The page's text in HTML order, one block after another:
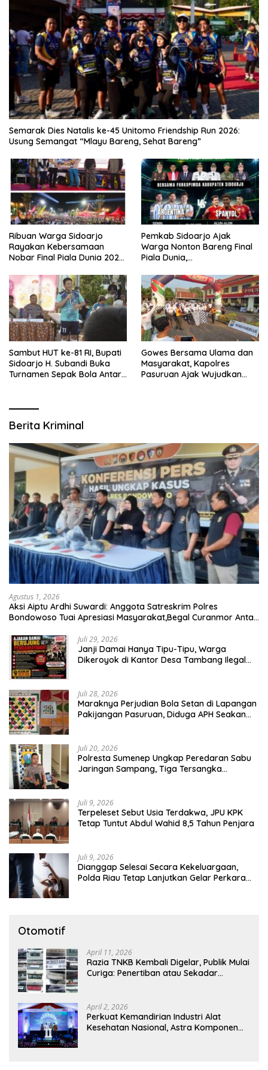
Semarak Dies Natalis ke-45 Unitomo Friendship Run 2026:
Usung Semangat “Mlayu Bareng, Sehat Bareng”
Ribuan Warga Sidoarjo
Rayakan Kebersamaan
Nobar Final Piala Dunia 2026
Forkopimda
Pemkab Sidoarjo Ajak
Warga Nonton Bareng Final
Piala Dunia,
Sambut HUT ke-81 RI, Bupati
Sidoarjo H. Subandi Buka
Turnamen Sepak Bola Antar
Gowes Bersama Ulama dan
Masyarakat, Kapolres
Pasuruan Ajak Wujudkan
Berita Kriminal
Agustus 1, 2026
Aksi Aiptu Ardhi Suwardi: Anggota Satreskrim Polres
Bondowoso Tuai Apresiasi Masyarakat,Begal Curanmor Antar
Juli 29, 2026
Janji Damai Hanya Tipu-Tipu, Warga
Dikeroyok di Kantor Desa Tambang Ilegal
Juli 28, 2026
Maraknya Perjudian Bola Setan di Lapangan
Pakijangan Pasuruan, Diduga APH Seakan
Juli 20, 2026
Polresta Sumenep Ungkap Peredaran Sabu
Jaringan Sampang, Tiga Tersangka
Juli 9, 2026
Terpeleset Sebut Usia Terdakwa, JPU KPK
Tetap Tuntut Abdul Wahid 8,5 Tahun Penjara
Juli 9, 2026
Dianggap Selesai Secara Kekeluargaan,
Polda Riau Tetap Lanjutkan Gelar Perkara
Otomotif
April 11, 2026
Razia TNKB Kembali Digelar, Publik Mulai
Curiga: Penertiban atau Sekadar
April 2, 2026
Perkuat Kemandirian Industri Alat
Kesehatan Nasional, Astra Komponen